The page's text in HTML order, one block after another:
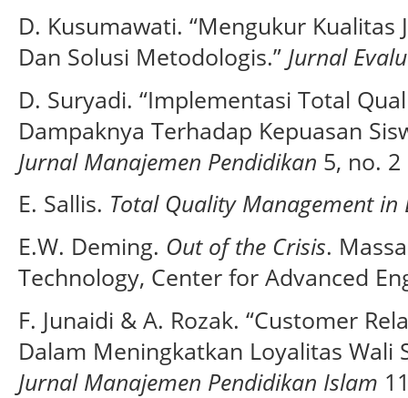
D. Kusumawati. “Mengukur Kualitas
Dan Solusi Metodologis.” Jurnal
D. Suryadi. “Implementasi Total
Dampaknya Terhadap Kepuasan
Jurnal Manajemen Pendidikan 5, no. 2
E. Sallis. Total Quality Management in
E.W. Deming. Out of the Crisis.
Technology, Center for Advanced
F. Junaidi & A. Rozak. “Customer
Dalam Meningkatkan Loyalitas Wali
Jurnal Manajemen Pendidikan Islam